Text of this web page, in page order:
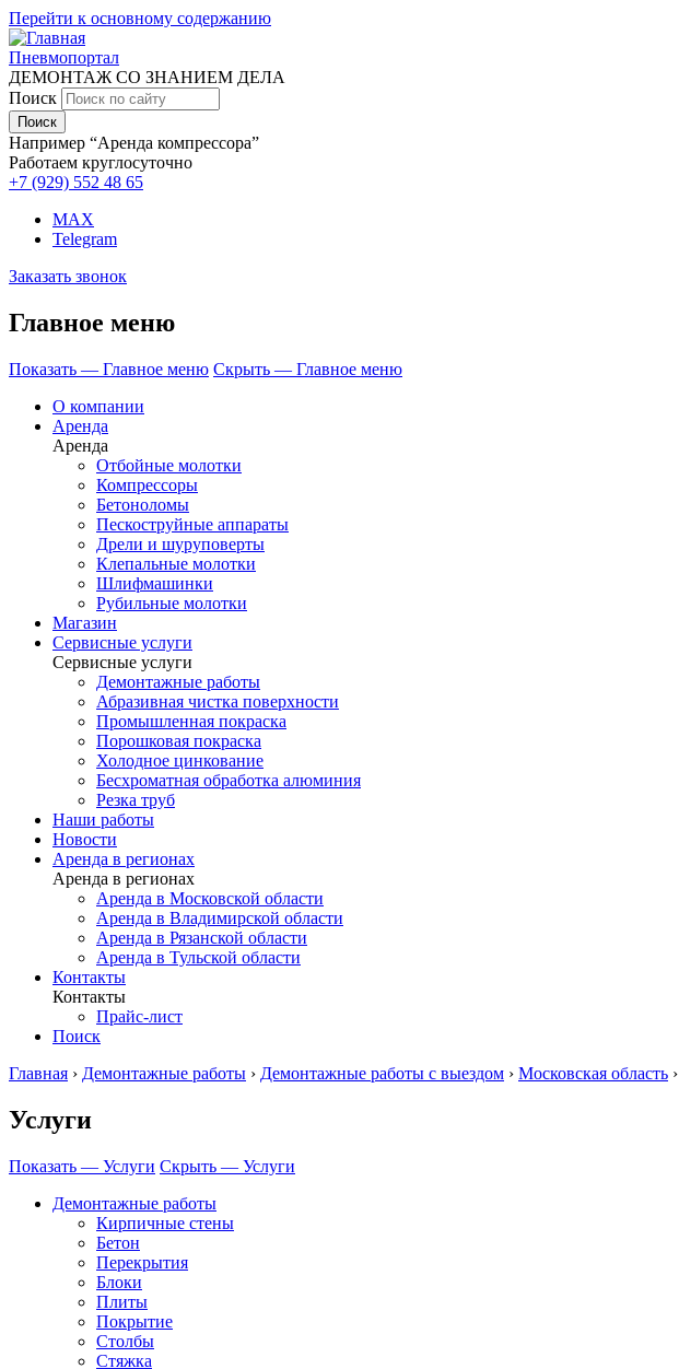
Перейти к основному содержанию
Пневмопортал
ДЕМОНТАЖ СО ЗНАНИЕМ ДЕЛА
Поиск
Например “Аренда компрессора”
Работаем круглосуточно
+7 (929) 552 48 65
MAX
Telegram
Заказать звонок
Главное меню
Показать — Главное меню Скрыть — Главное меню
О компании
Аренда
Аренда
Отбойные молотки
Компрессоры
Бетоноломы
Пескоструйные аппараты
Дрели и шуруповерты
Клепальные молотки
Шлифмашинки
Рубильные молотки
Магазин
Сервисные услуги
Сервисные услуги
Демонтажные работы
Абразивная чистка поверхности
Промышленная покраска
Порошковая покраска
Холодное цинкование
Бесхроматная обработка алюминия
Резка труб
Наши работы
Новости
Аренда в регионах
Аренда в регионах
Аренда в Московской области
Аренда в Владимирской области
Аренда в Рязанской области
Аренда в Тульской области
Контакты
Контакты
Прайс-лист
Поиск
Главная › Демонтажные работы › Демонтажные работы с выездом › Московская область ›
Услуги
Показать — Услуги Скрыть — Услуги
Демонтажные работы
Кирпичные стены
Бетон
Перекрытия
Блоки
Плиты
Покрытие
Столбы
Стяжка